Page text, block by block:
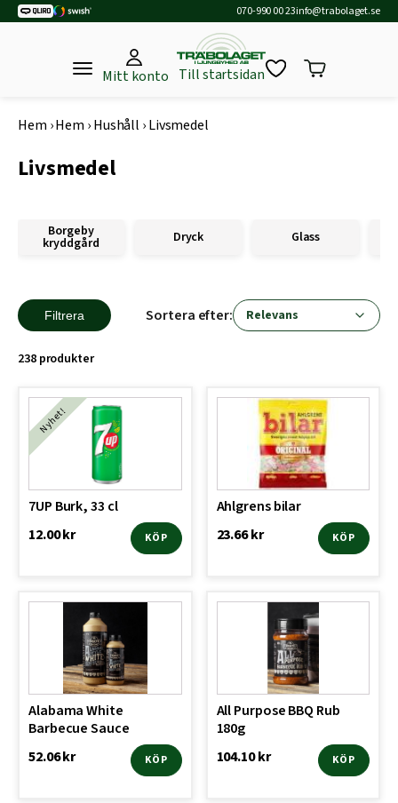
070-990 00 23info@trabolaget.se
Mitt konto Till startsidan
Hem ›Hem ›Hushåll ›Livsmedel
Livsmedel
Borgeby
kryddgård Dryck Glass
Filtrera Sortera efter:
238 produkter
Nyhet!
7UP Burk, 33 cl
12.00kr KÖP
Ahlgrens bilar
23.66kr KÖP
Alabama White
Barbecue Sauce
52.06kr KÖP
All Purpose BBQ Rub
180g
104.10kr KÖP